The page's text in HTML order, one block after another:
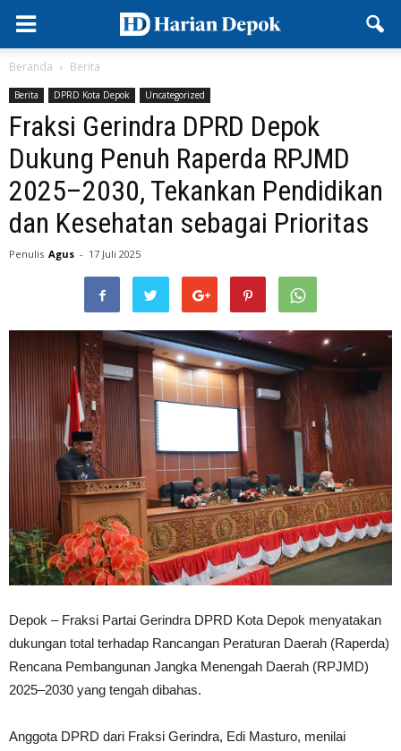
Beranda Berita
Berita DPRD Kota Depok Uncategorized
Fraksi Gerindra DPRD Depok
Dukung Penuh Raperda RPJMD
2025–2030, Tekankan Pendidikan
dan Kesehatan sebagai Prioritas
Penulis Agus - 17 Juli 2025
Depok – Fraksi Partai Gerindra DPRD Kota Depok menyatakan
dukungan total terhadap Rancangan Peraturan Daerah (Raperda)
Rencana Pembangunan Jangka Menengah Daerah (RPJMD)
2025–2030 yang tengah dibahas.
Anggota DPRD dari Fraksi Gerindra, Edi Masturo, menilai